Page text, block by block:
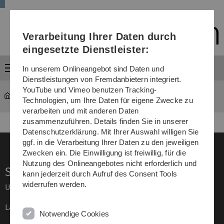
Direkt
Direkt
Direkt
(Sprache,
Drucken,
Media)
Direkt
Direkt
Menü
Catanese
Service
Universität von A–Z
Lagepläne
Verarbeitung Ihrer Daten durch
eingesetzte Dienstleister:
In unserem Onlineangebot sind Daten und
Dienstleistungen von Fremdanbietern integriert.
YouTube und Vimeo benutzen Tracking-
Technologien, um Ihre Daten für eigene Zwecke zu
verarbeiten und mit anderen Daten
zusammenzuführen. Details finden Sie in unserer
Datenschutzerklärung. Mit Ihrer Auswahl willigen Sie
ggf. in die Verarbeitung Ihrer Daten zu den jeweiligen
Zwecken ein. Die Einwilligung ist freiwillig, für die
Nutzung des Onlineangebotes nicht erforderlich und
kann jederzeit durch Aufruf des Consent Tools
widerrufen werden.
Notwendige Cookies